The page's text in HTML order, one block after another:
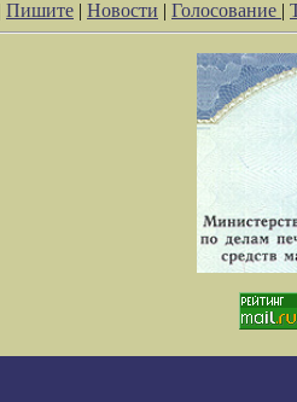
Пишите | Новости | Голосование |